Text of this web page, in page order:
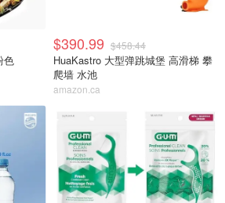
色
$390.99 $458.44
HuaKastro 大型弹跳城堡 高滑梯 攀
爬墙 水池
amazon.ca